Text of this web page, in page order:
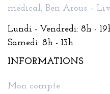
médical, Ben Arous –
Lundi - Vendredi: 8h -
Samedi: 8h - 13h
INFORMATIONS
Mon compte